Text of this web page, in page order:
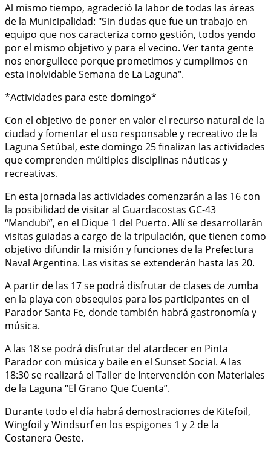
Al mismo tiempo, agradeció la labor de todas las áreas
de la Municipalidad: "Sin dudas que fue un trabajo en
equipo que nos caracteriza como gestión, todos yendo
por el mismo objetivo y para el vecino. Ver tanta gente
nos enorgullece porque prometimos y cumplimos en
esta inolvidable Semana de La Laguna".
*Actividades para este domingo*
Con el objetivo de poner en valor el recurso natural de la
ciudad y fomentar el uso responsable y recreativo de la
Laguna Setúbal, este domingo 25 finalizan las actividades
que comprenden múltiples disciplinas náuticas y
recreativas.
En esta jornada las actividades comenzarán a las 16 con
la posibilidad de visitar al Guardacostas GC-43
“Mandubí”, en el Dique 1 del Puerto. Allí se desarrollarán
visitas guiadas a cargo de la tripulación, que tienen como
objetivo difundir la misión y funciones de la Prefectura
Naval Argentina. Las visitas se extenderán hasta las 20.
A partir de las 17 se podrá disfrutar de clases de zumba
en la playa con obsequios para los participantes en el
Parador Santa Fe, donde también habrá gastronomía y
música.
A las 18 se podrá disfrutar del atardecer en Pinta
Parador con música y baile en el Sunset Social. A las
18:30 se realizará el Taller de Intervención con Materiales
de la Laguna “El Grano Que Cuenta”.
Durante todo el día habrá demostraciones de Kitefoil,
Wingfoil y Windsurf en los espigones 1 y 2 de la
Costanera Oeste.